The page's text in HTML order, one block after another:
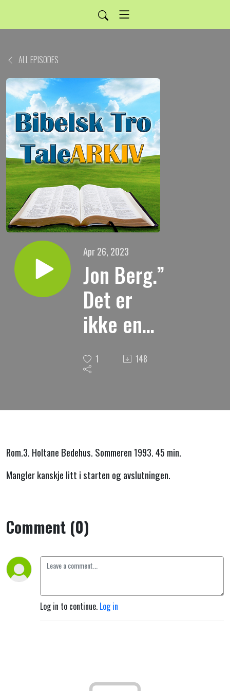
ALL EPISODES
Apr 26, 2023
Jon Berg.”
Det er
ikke en
rettferdig,
ikke en
1 148
Rom.3. Holtane Bedehus. Sommeren 1993. 45 min.
Mangler kanskje litt i starten og avslutningen.
Comment (0)
Log in to continue. Log in